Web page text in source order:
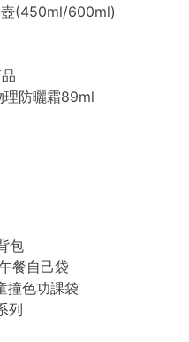
(450ml/600ml)
防曬霜89ml
包
餐自己袋
撞色功課袋
列